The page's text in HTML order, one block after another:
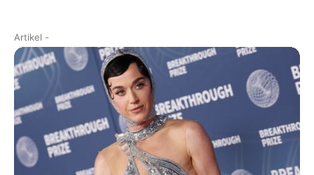
Artikel -